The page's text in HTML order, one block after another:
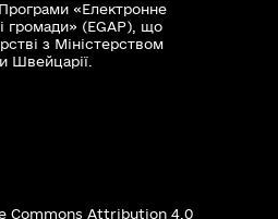
«Електронне
громади» (EGAP), що
з Міністерством
Швейцарії.
Commons Attribution 4.0